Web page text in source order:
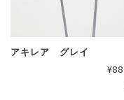
アキレア グレイ